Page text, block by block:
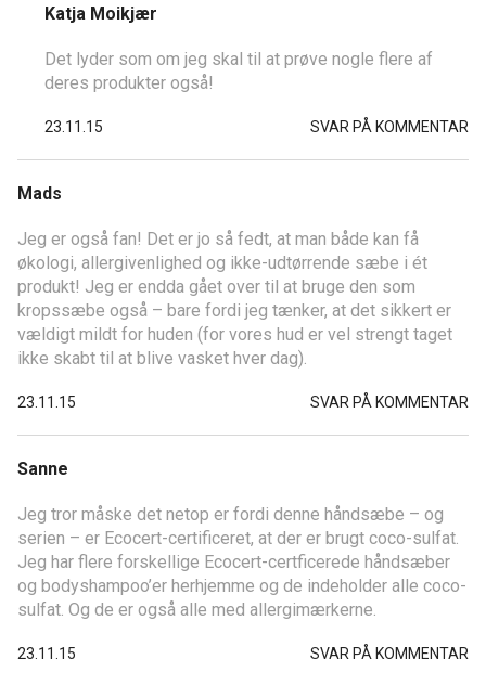
Katja Moikjær
Det lyder som om jeg skal til at prøve nogle flere af
deres produkter også!
23.11.15 SVAR PÅ KOMMENTAR
Mads
Jeg er også fan! Det er jo så fedt, at man både kan få
økologi, allergivenlighed og ikke-udtørrende sæbe i ét
produkt! Jeg er endda gået over til at bruge den som
kropssæbe også – bare fordi jeg tænker, at det sikkert er
vældigt mildt for huden (for vores hud er vel strengt taget
ikke skabt til at blive vasket hver dag).
23.11.15 SVAR PÅ KOMMENTAR
Sanne
Jeg tror måske det netop er fordi denne håndsæbe – og
serien – er Ecocert-certificeret, at der er brugt coco-sulfat.
Jeg har flere forskellige Ecocert-certficerede håndsæber
og bodyshampoo’er herhjemme og de indeholder alle coco-
sulfat. Og de er også alle med allergimærkerne.
23.11.15 SVAR PÅ KOMMENTAR